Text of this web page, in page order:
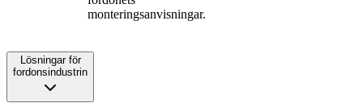
monteringsanvisningar.
Lösningar för
fordonsindustrin